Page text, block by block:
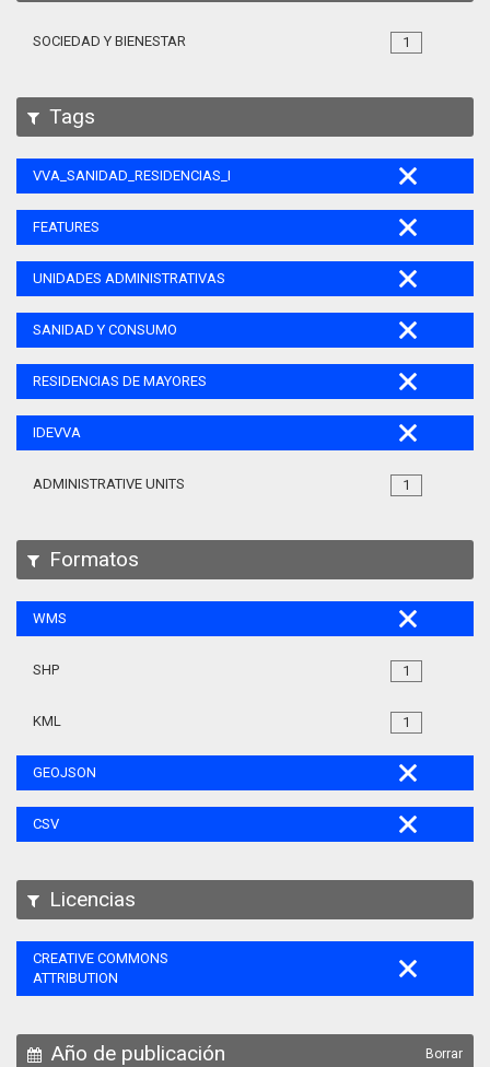
1
SOCIEDAD Y BIENESTAR
Tags
VVA_SANIDAD_RESIDENCIAS_MAYORES_105
FEATURES
UNIDADES ADMINISTRATIVAS
SANIDAD Y CONSUMO
RESIDENCIAS DE MAYORES
IDEVVA
1
ADMINISTRATIVE UNITS
Formatos
WMS
1
SHP
1
KML
GEOJSON
CSV
Licencias
CREATIVE COMMONS
ATTRIBUTION
Año de publicación Borrar